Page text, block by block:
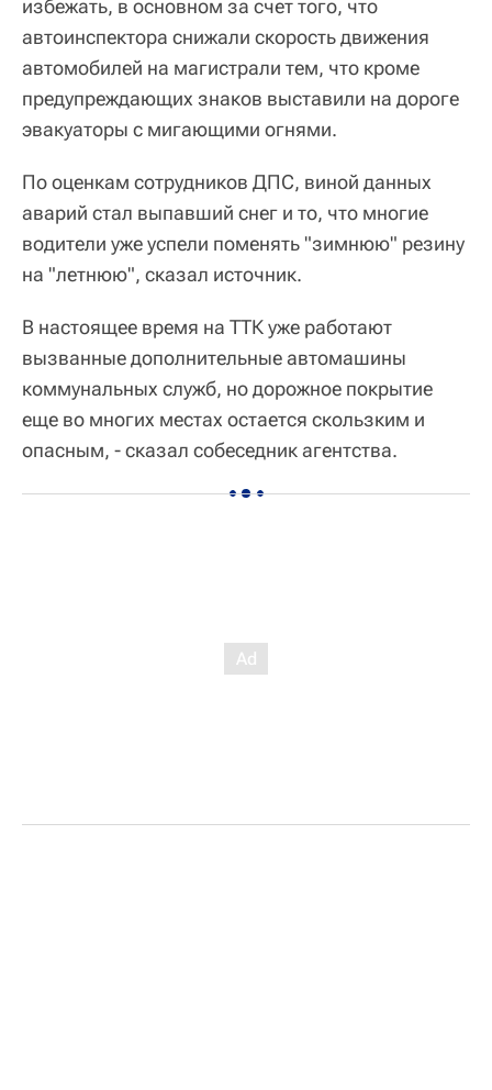
избежать, в основном за счет того, что
автоинспектора снижали скорость движения
автомобилей на магистрали тем, что кроме
предупреждающих знаков выставили на дороге
эвакуаторы с мигающими огнями.
По оценкам сотрудников ДПС, виной данных
аварий стал выпавший снег и то, что многие
водители уже успели поменять "зимнюю" резину
на "летнюю", сказал источник.
В настоящее время на ТТК уже работают
вызванные дополнительные автомашины
коммунальных служб, но дорожное покрытие
еще во многих местах остается скользким и
опасным, - сказал собеседник агентства.